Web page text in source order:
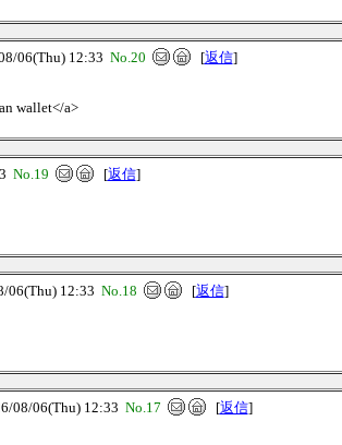
06(Thu) 12:33 No.20 [返信]
wallet</a>
No.19 [返信]
06(Thu) 12:33 No.18 [返信]
08/06(Thu) 12:33 No.17 [返信]